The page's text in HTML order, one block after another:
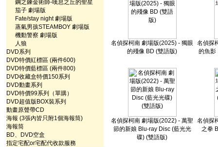
鋼之鍊金術師-嘆息之丘的聖星
茄子 劇場版
Fate/stay night 劇場版
蒸氣男孩STEAMBOY 劇場版
機動警察 劇場版
人狼
DVD系列
DVD特價紅標區 (兩件600)
DVD特價藍標區 (兩件800)
DVD收藏盒特價150系列
DVD動畫系列
DVD特價99系列（單購）
DVD超值版BOX裝系列
動畫原聲帶CD
海報 (3張內皆只附1個海報筒)
海報筒
BD、DVD空盒
指定宅配or宅配代收款服務
名偵探柯南 劇場版(2025) - 獨眼
的殘像 BD (雙語版)
名偵探
的魚影
名偵探柯南 劇場版(2022) - 萬聖
節的新娘 Blu-ray Disc (藍光光
碟) (雙語版)
名偵探
之拳